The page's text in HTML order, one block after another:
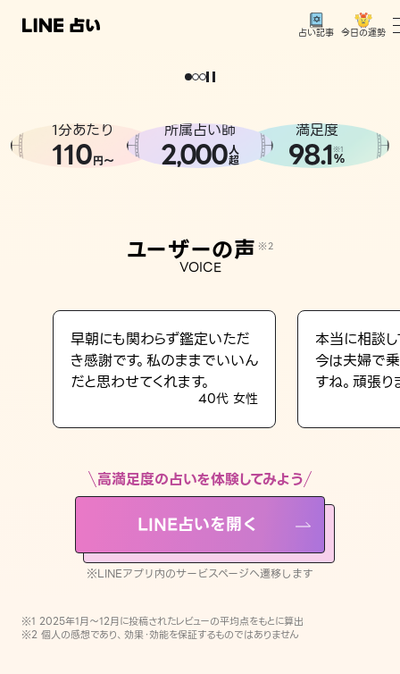
占い記事 今日の運勢
相談事例
LINE占いを開く
※LINEアプリ内のサービスページへ遷移します
どうせなら
。
1分あたり
110円〜
所属占い師
2,000人
超
満足度
98.1※1
%
ユーザーの声 ※2
VOICE
早朝にも関わらず鑑定いただ
き感謝です。私のままでいいん
だと思わせてくれます。
40代 女性
本当に相談し
今は夫婦で
すね。頑張り
高満足度の占いを体験してみよう
LINE占いを開く
※LINEアプリ内のサービスページへ遷移します
※1 2025年1月〜12月に投稿されたレビューの平均点をもとに算出
※2 個人の感想であり、効果・効能を保証するものではありません